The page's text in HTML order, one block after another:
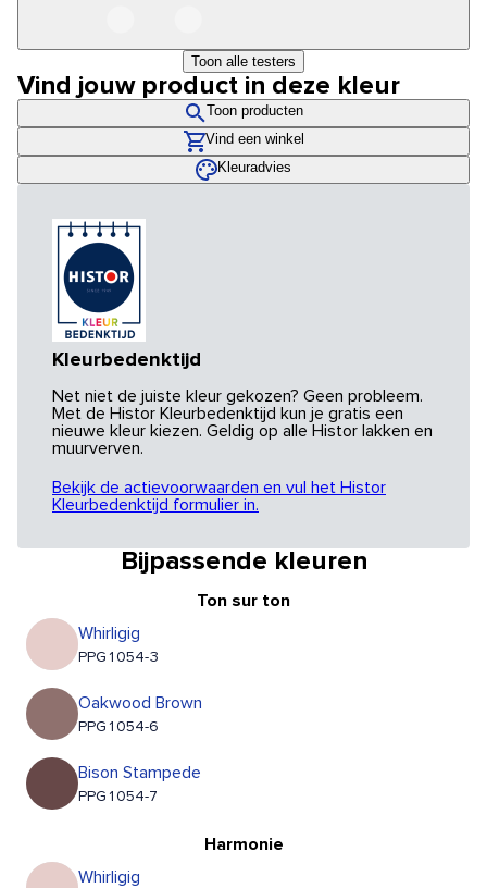
Toon alle testers
Vind jouw product in deze kleur
Toon producten
Vind een winkel
Kleuradvies
Kleurbedenktijd
Net niet de juiste kleur gekozen? Geen probleem.
Met de Histor Kleurbedenktijd kun je gratis een
nieuwe kleur kiezen. Geldig op alle Histor lakken en
muurverven.
Bekijk de actievoorwaarden en vul het Histor
Kleurbedenktijd formulier in.
Bijpassende kleuren
Ton sur ton
Whirligig
PPG1054-3
Oakwood Brown
PPG1054-6
Bison Stampede
PPG1054-7
Harmonie
Whirligig